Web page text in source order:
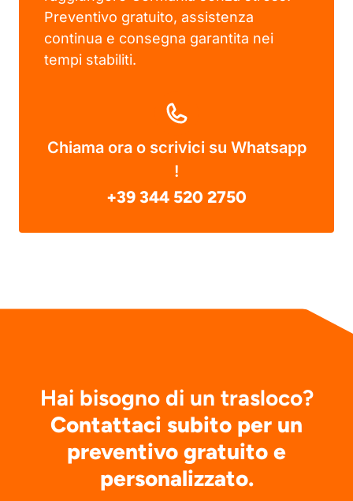
Preventivo gratuito, assistenza
continua e consegna garantita nei
tempi stabiliti.
Chiama ora o scrivici su Whatsapp
!
+39 344 520 2750
Hai bisogno di un trasloco?
Contattaci subito per un
preventivo gratuito e
personalizzato.